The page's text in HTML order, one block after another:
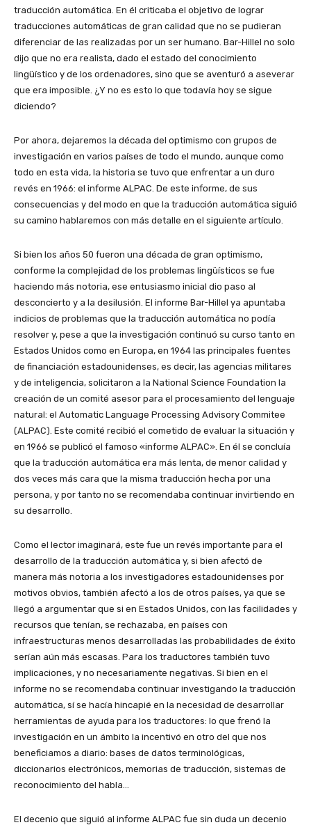
traducción automática. En él criticaba el objetivo de lograr
traducciones automáticas de gran calidad que no se pudieran
diferenciar de las realizadas por un ser humano. Bar-Hillel no solo
dijo que no era realista, dado el estado del conocimiento
lingüístico y de los ordenadores, sino que se aventuró a aseverar
que era imposible. ¿Y no es esto lo que todavía hoy se sigue
diciendo?
Por ahora, dejaremos la década del optimismo con grupos de
investigación en varios países de todo el mundo, aunque como
todo en esta vida, la historia se tuvo que enfrentar a un duro
revés en 1966: el informe ALPAC. De este informe, de sus
consecuencias y del modo en que la traducción automática siguió
su camino hablaremos con más detalle en el siguiente artículo.
Si bien los años 50 fueron una década de gran optimismo,
conforme la complejidad de los problemas lingüísticos se fue
haciendo más notoria, ese entusiasmo inicial dio paso al
desconcierto y a la desilusión. El informe Bar-Hillel ya apuntaba
indicios de problemas que la traducción automática no podía
resolver y, pese a que la investigación continuó su curso tanto en
Estados Unidos como en Europa, en 1964 las principales fuentes
de financiación estadounidenses, es decir, las agencias militares
y de inteligencia, solicitaron a la National Science Foundation la
creación de un comité asesor para el procesamiento del lenguaje
natural: el Automatic Language Processing Advisory Commitee
(ALPAC). Este comité recibió el cometido de evaluar la situación y
en 1966 se publicó el famoso «informe ALPAC». En él se concluía
que la traducción automática era más lenta, de menor calidad y
dos veces más cara que la misma traducción hecha por una
persona, y por tanto no se recomendaba continuar invirtiendo en
su desarrollo.
Como el lector imaginará, este fue un revés importante para el
desarrollo de la traducción automática y, si bien afectó de
manera más notoria a los investigadores estadounidenses por
motivos obvios, también afectó a los de otros países, ya que se
llegó a argumentar que si en Estados Unidos, con las facilidades y
recursos que tenían, se rechazaba, en países con
infraestructuras menos desarrolladas las probabilidades de éxito
serían aún más escasas. Para los traductores también tuvo
implicaciones, y no necesariamente negativas. Si bien en el
informe no se recomendaba continuar investigando la traducción
automática, sí se hacía hincapié en la necesidad de desarrollar
herramientas de ayuda para los traductores: lo que frenó la
investigación en un ámbito la incentivó en otro del que nos
beneficiamos a diario: bases de datos terminológicas,
diccionarios electrónicos, memorias de traducción, sistemas de
reconocimiento del habla…
El decenio que siguió al informe ALPAC fue sin duda un decenio